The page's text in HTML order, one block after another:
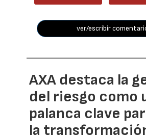
ver/escribir
AXA destaca la
del riesgo como
palanca clave
la